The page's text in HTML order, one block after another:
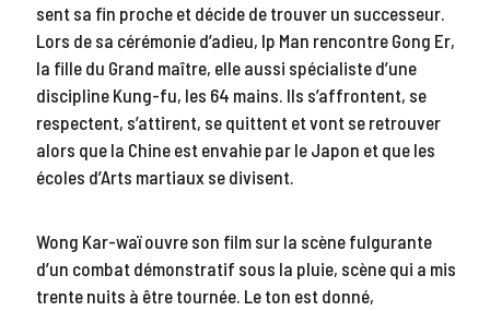
sent sa fin proche et décide de trouver un successeur.
Lors de sa cérémonie d’adieu, Ip Man rencontre Gong Er,
la fille du Grand maître, elle aussi spécialiste d’une
discipline Kung-fu, les 64 mains. Ils s’affrontent, se
respectent, s’attirent, se quittent et vont se retrouver
alors que la Chine est envahie par le Japon et que les
écoles d’Arts martiaux se divisent.
Wong Kar-waï ouvre son film sur la scène fulgurante
d’un combat démonstratif sous la pluie, scène qui a mis
trente nuits à être tournée. Le ton est donné,